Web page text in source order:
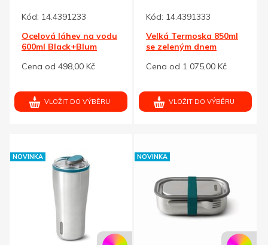
Kód: 14.4391233
Ocelová láhev na vodu
600ml Black+Blum
Cena od 498,00 Kč
VLOŽIT DO VÝBĚRU
Kód: 14.4391333
Velká Termoska 850ml
se zeleným dnem
Cena od 1 075,00 Kč
VLOŽIT DO VÝBĚRU
NOVINKA NOVINKA